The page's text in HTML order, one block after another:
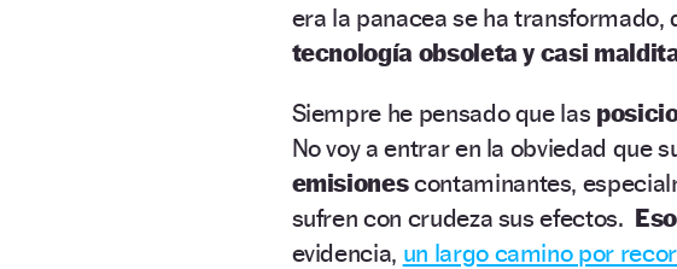
era la panacea se ha transformado,
tecnología obsoleta y casi
Siempre he pensado que las
No voy a entrar en la obviedad que
emisionescontaminantes,
sufren con crudeza sus efectos.
evidencia, un largo camino por